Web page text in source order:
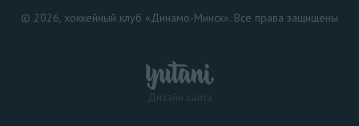
© 2026, хоккейный клуб «Динамо-Минск». Все права защищены
Дизайн сайта